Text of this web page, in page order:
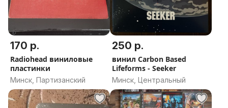
170 р.
Radiohead виниловые
пластинки
Минск, Партизанский
250 р.
винил Carbon Based
Lifeforms - Seeker
Минск, Центральный